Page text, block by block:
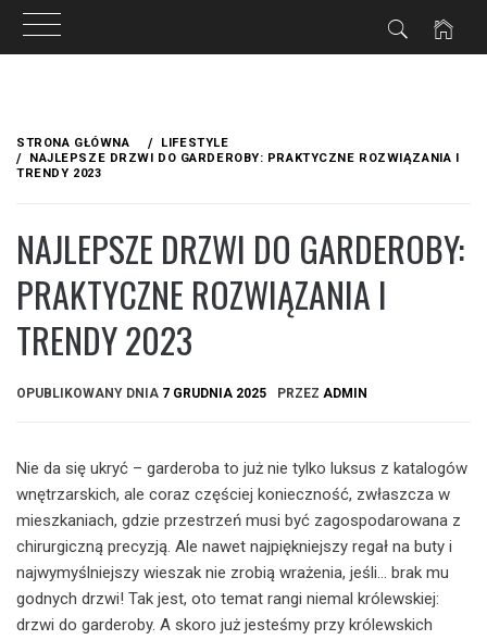
treści
STRONA GŁÓWNA
LIFESTYLE
NAJLEPSZE DRZWI DO GARDEROBY: PRAKTYCZNE ROZWIĄZANIA I
TRENDY 2023
NAJLEPSZE DRZWI DO GARDEROBY:
PRAKTYCZNE ROZWIĄZANIA I
TRENDY 2023
OPUBLIKOWANY DNIA 7 GRUDNIA 2025 PRZEZ ADMIN
Nie da się ukryć – garderoba to już nie tylko luksus z katalogów
wnętrzarskich, ale coraz częściej konieczność, zwłaszcza w
mieszkaniach, gdzie przestrzeń musi być zagospodarowana z
chirurgiczną precyzją. Ale nawet najpiękniejszy regał na buty i
najwymyślniejszy wieszak nie zrobią wrażenia, jeśli… brak mu
godnych drzwi! Tak jest, oto temat rangi niemal królewskiej:
drzwi do garderoby. A skoro już jesteśmy przy królewskich